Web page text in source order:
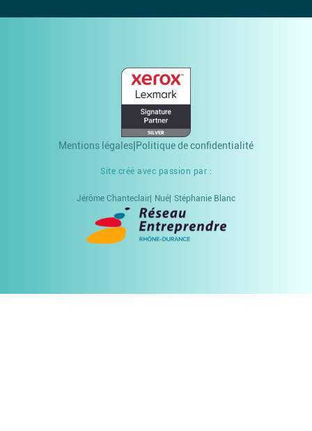
Mentions légales Politique de confidentialité
Site créé avec passion par :
Jérôme Chanteclair Nué Stéphanie Blanc